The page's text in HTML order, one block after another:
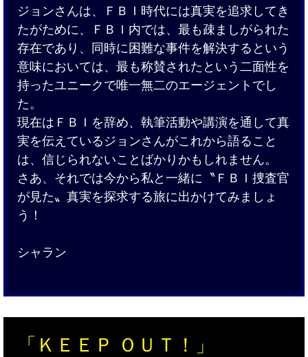
ジョンさんは、ＦＢＩ時代には真実を追求してき
たがために、ＦＢＩ内では、最も疎ましがられた
存在であり、同時に困難な事件を解決するという
意味においては、最も称賛されたという二面性を
持ったユニークで唯一無二のエージェントでし
た。
現在はＦＢＩを辞め、執筆活動や講演を通して真
実を伝えているジョンさんがこれから語ること
は、信じられないことばかりかもしれません。
さあ、それでは今から私と一緒に〝ＦＢＩ捜査官
が見た〟真実を探求する旅に出かけてみましょ
う！
シャラン
「ＫＥＥＰ ＯＵＴ！」